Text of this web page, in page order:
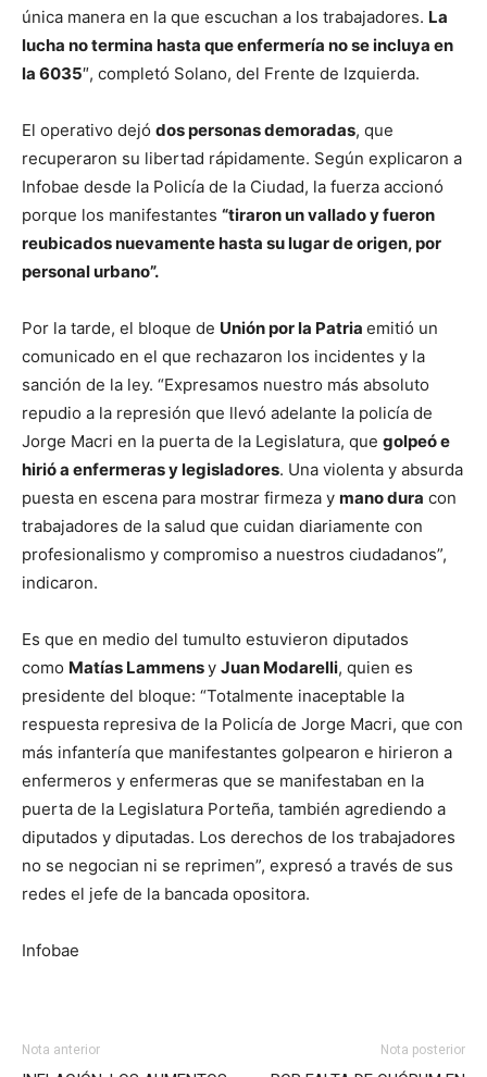
única manera en la que escuchan a los trabajadores. La
lucha no termina hasta que enfermería no se incluya en
la 6035″, completó Solano, del Frente de Izquierda.
El operativo dejó dos personas demoradas, que
recuperaron su libertad rápidamente. Según explicaron a
Infobae desde la Policía de la Ciudad, la fuerza accionó
porque los manifestantes “tiraron un vallado y fueron
reubicados nuevamente hasta su lugar de origen, por
personal urbano”.
Por la tarde, el bloque de Unión por la Patria emitió un
comunicado en el que rechazaron los incidentes y la
sanción de la ley. “Expresamos nuestro más absoluto
repudio a la represión que llevó adelante la policía de
Jorge Macri en la puerta de la Legislatura, que golpeó e
hirió a enfermeras y legisladores. Una violenta y absurda
puesta en escena para mostrar firmeza y mano dura con
trabajadores de la salud que cuidan diariamente con
profesionalismo y compromiso a nuestros ciudadanos”,
indicaron.
Es que en medio del tumulto estuvieron diputados
como Matías Lammensy Juan Modarelli, quien es
presidente del bloque: “Totalmente inaceptable la
respuesta represiva de la Policía de Jorge Macri, que con
más infantería que manifestantes golpearon e hirieron a
enfermeros y enfermeras que se manifestaban en la
puerta de la Legislatura Porteña, también agrediendo a
diputados y diputadas. Los derechos de los trabajadores
no se negocian ni se reprimen”, expresó a través de sus
redes el jefe de la bancada opositora.
Infobae
Nota anterior Nota posterior